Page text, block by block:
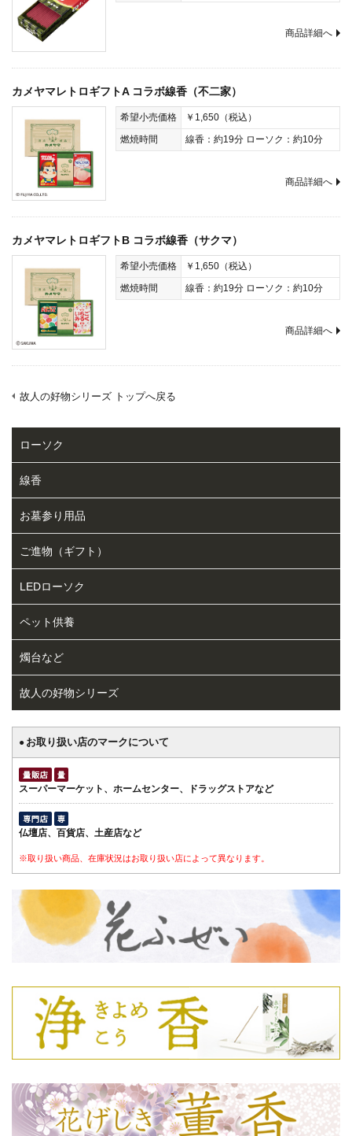
商品詳細へ
カメヤマレトロギフトA コラボ線香（不二家）
希望小売価格
￥1,650（税込）
燃焼時間
線香：約19分 ローソク：約10分
商品詳細へ
カメヤマレトロギフトB コラボ線香（サクマ）
希望小売価格
￥1,650（税込）
燃焼時間
線香：約19分 ローソク：約10分
商品詳細へ
故人の好物シリーズ トップへ戻る
ローソク
線香
お墓参り用品
ご進物（ギフト）
LEDローソク
ペット供養
燭台など
故人の好物シリーズ
● お取り扱い店のマークについて
スーパーマーケット、ホームセンター、ドラッグストアなど
仏壇店、百貨店、土産店など
※取り扱い商品、在庫状況はお取り扱い店によって異なります。